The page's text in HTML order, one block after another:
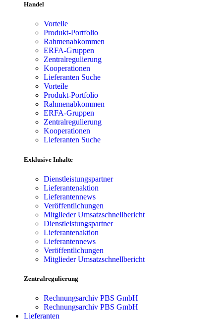
Handel
Vorteile
Produkt-Portfolio
Rahmenabkommen
ERFA-Gruppen
Zentralregulierung
Kooperationen
Lieferanten Suche
Vorteile
Produkt-Portfolio
Rahmenabkommen
ERFA-Gruppen
Zentralregulierung
Kooperationen
Lieferanten Suche
Exklusive Inhalte
Dienstleistungspartner
Lieferantenaktion
Lieferantennews
Veröffentlichungen
Mitglieder Umsatzschnellbericht
Dienstleistungspartner
Lieferantenaktion
Lieferantennews
Veröffentlichungen
Mitglieder Umsatzschnellbericht
Zentralregulierung
Rechnungsarchiv PBS GmbH
Rechnungsarchiv PBS GmbH
Lieferanten